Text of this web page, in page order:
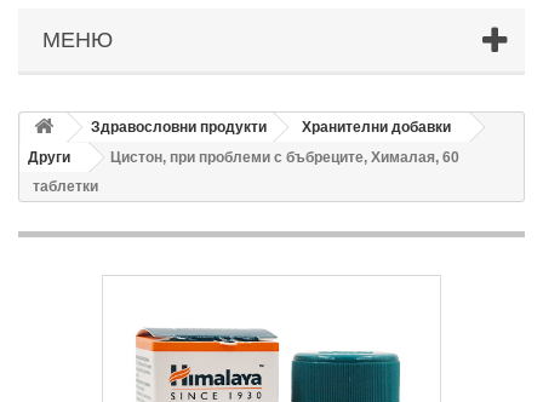
МЕНЮ
Здравословни продукти
Хранителни добавки
Други
Цистон, при проблеми с бъбреците, Хималая, 60
таблетки